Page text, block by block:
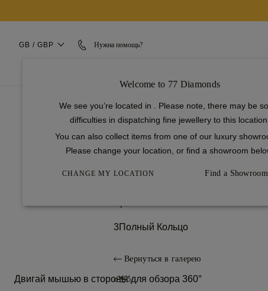
GB / GBP Нужна помощь?
Welcome to 77 Diamonds
We see you’re located in
. Please note, there may be
difficulties in dispatching fine jewellery to this location.
You can also collect items from one of our luxury
Please change your location, or find a showroom
CHANGE MY LOCATION Find a Showroom
домашняя страница
Обручальные кольца
С ореолом
Bellatrix
3Полный Кольцо
Вернуться в галерею
Двигай мышью в стороны для обзора 360°